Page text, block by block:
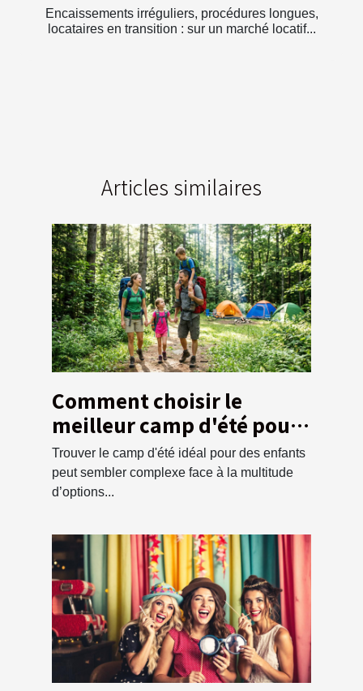
Encaissements irréguliers, procédures longues,
locataires en transition : sur un marché locatif...
Articles similaires
Comment choisir le
meilleur camp d'été pour
vos enfants ?
Trouver le camp d'été idéal pour des enfants
peut sembler complexe face à la multitude
d’options...